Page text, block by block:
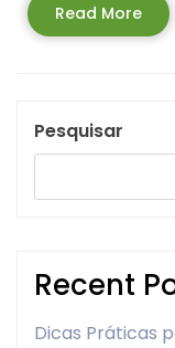
Read MoreRead
More
Pesquisar
Recent
Dicas Práticas